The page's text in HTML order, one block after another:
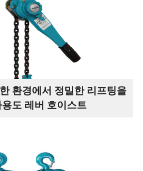
환경에서 정밀한 리프팅을
도 레버 호이스트